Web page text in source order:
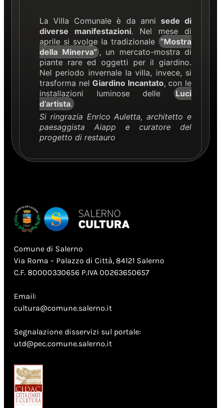
La Villa Comunale è da anni sede di
diverse manifestazioni. Nel mese di
aprile si svolge la tradizionale “Mostra
della Minerva” , un mercato-mostra di
piante rare ed oggetti per il giardino.
Nel periodo invernale la villa, invece, si
trasforma nelGiardino Incantato, con le
installazioni luminose delle
Luci
d’artista.
Si ringrazia Enrico Auletta, architetto e
paesaggista Aiapp e curatore del
progetto di restauro
Comune di Salerno
Via Roma – Palazzo di Città, 84121 Salerno
C.F. 80000330656 P.IVA 00263650657
Email:
cultura@comune.salerno.it
Segnalazione disservizi sul portale:
utd@pec.comune.salerno.it